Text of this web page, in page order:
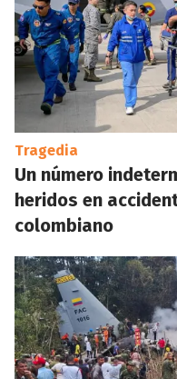
Tragedia
Un número
heridos en
colombiano